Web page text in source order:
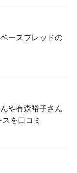
ースブレッドの
や有森裕子さん
を口コミ